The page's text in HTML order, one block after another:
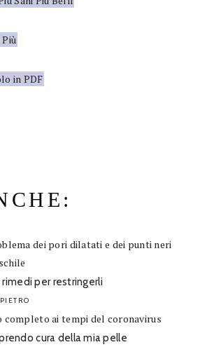
in PDF
per restringerli
cura della mia pelle